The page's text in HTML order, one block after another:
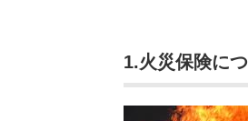
1.火災保険に